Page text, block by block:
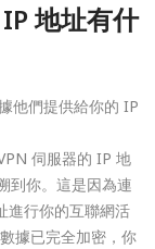
地址有什
他們提供給你的 IP
伺服器的 IP 地
到你。這是因為連
進行你的互聯網活
據已完全加密，你